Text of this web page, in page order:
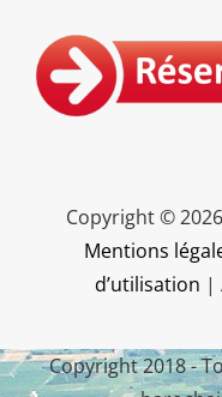
Copyright © 2026
Mentions
d’utilisation |
Copyright 2018 -